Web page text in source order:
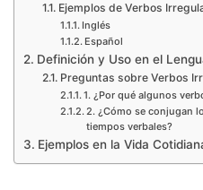
Ejemplos de Verbos
Inglés
Español
Definición y Uso en el
Preguntas sobre Verbos
1. ¿Por qué algunos
2. ¿Cómo se conjugan
tiempos verbales?
Ejemplos en la Vida